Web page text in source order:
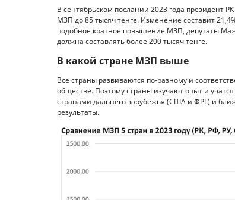
В сентябрьском послании 2023 года президент
МЗП до 85 тысяч тенге. Изменение составит
подобное кратное повышение МЗП, депутаты
должна составлять более 200 тысяч тенге.
В какой стране МЗП выше
Все страны развиваются по-разному и
обществе. Поэтому страны изучают опыт и
странами дальнего зарубежья (США и ФРГ) и
результаты.